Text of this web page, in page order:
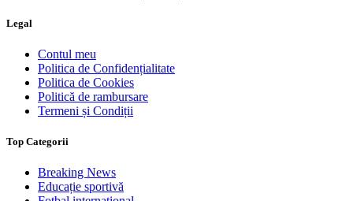
Legal
Contul meu
Politica de Confidențialitate
Politica de Cookies
Politică de rambursare
Termeni și Condiții
Top Categorii
Breaking News
Educație sportivă